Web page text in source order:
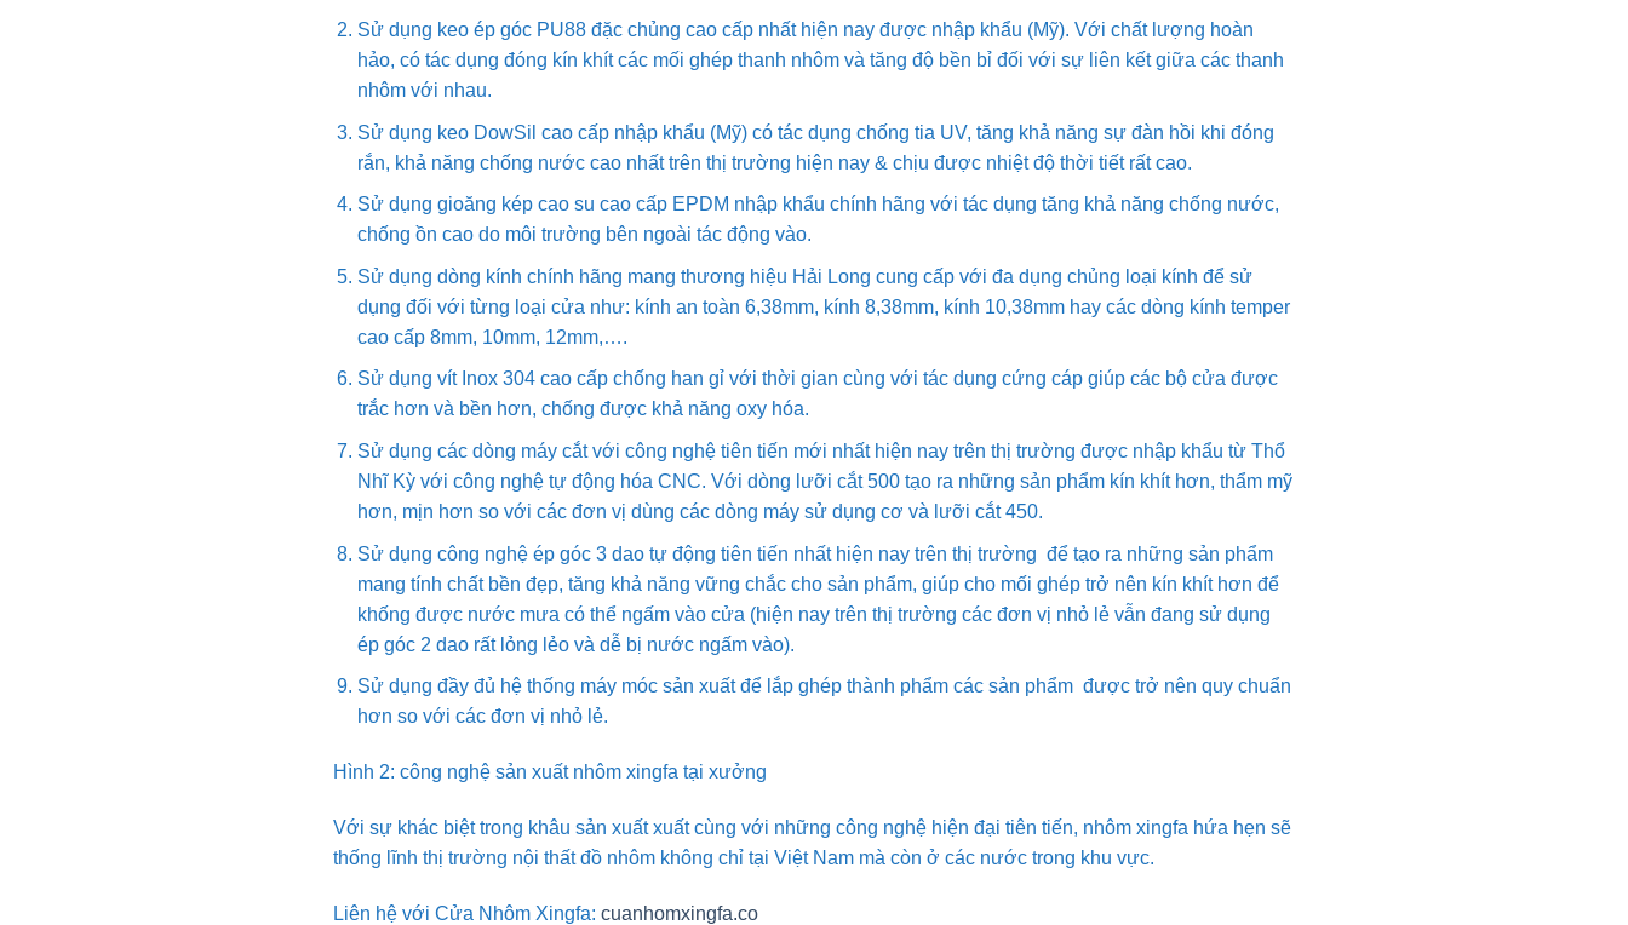
Sử dụng keo ép góc PU88 đặc chủng cao cấp nhất hiện nay được nhập khẩu (Mỹ). Với chất lượng hoàn
hảo, có tác dụng đóng kín khít các mối ghép thanh nhôm và tăng độ bền bỉ đối với sự liên kết giữa các thanh
nhôm với nhau.
Sử dụng keo DowSil cao cấp nhập khẩu (Mỹ) có tác dụng chống tia UV, tăng khả năng sự đàn hồi khi đóng
rắn, khả năng chống nước cao nhất trên thị trường hiện nay & chịu được nhiệt độ thời tiết rất cao.
Sử dụng gioăng kép cao su cao cấp EPDM nhập khẩu chính hãng với tác dụng tăng khả năng chống nước,
chống ồn cao do môi trường bên ngoài tác động vào.
Sử dụng dòng kính chính hãng mang thương hiệu Hải Long cung cấp với đa dụng chủng loại kính để sử
dụng đối với từng loại cửa như: kính an toàn 6,38mm, kính 8,38mm, kính 10,38mm hay các dòng kính temper
cao cấp 8mm, 10mm, 12mm,….
Sử dụng vít Inox 304 cao cấp chống han gỉ với thời gian cùng với tác dụng cứng cáp giúp các bộ cửa được
trắc hơn và bền hơn, chống được khả năng oxy hóa.
Sử dụng các dòng máy cắt với công nghệ tiên tiến mới nhất hiện nay trên thị trường được nhập khẩu từ Thổ
Nhĩ Kỳ với công nghệ tự động hóa CNC. Với dòng lưỡi cắt 500 tạo ra những sản phẩm kín khít hơn, thẩm mỹ
hơn, mịn hơn so với các đơn vị dùng các dòng máy sử dụng cơ và lưỡi cắt 450.
Sử dụng công nghệ ép góc 3 dao tự động tiên tiến nhất hiện nay trên thị trường để tạo ra những sản phẩm
mang tính chất bền đẹp, tăng khả năng vững chắc cho sản phẩm, giúp cho mối ghép trở nên kín khít hơn để
khống được nước mưa có thể ngấm vào cửa (hiện nay trên thị trường các đơn vị nhỏ lẻ vẫn đang sử dụng
ép góc 2 dao rất lỏng lẻo và dễ bị nước ngấm vào).
Sử dụng đầy đủ hệ thống máy móc sản xuất để lắp ghép thành phẩm các sản phẩm được trở nên quy chuẩn
hơn so với các đơn vị nhỏ lẻ.
Hình 2: công nghệ sản xuất nhôm xingfa tại xưởng
Với sự khác biệt trong khâu sản xuất xuất cùng với những công nghệ hiện đại tiên tiến, nhôm xingfa hứa hẹn sẽ
thống lĩnh thị trường nội thất đồ nhôm không chỉ tại Việt Nam mà còn ở các nước trong khu vực.
Liên hệ với Cửa Nhôm Xingfa: cuanhomxingfa.co